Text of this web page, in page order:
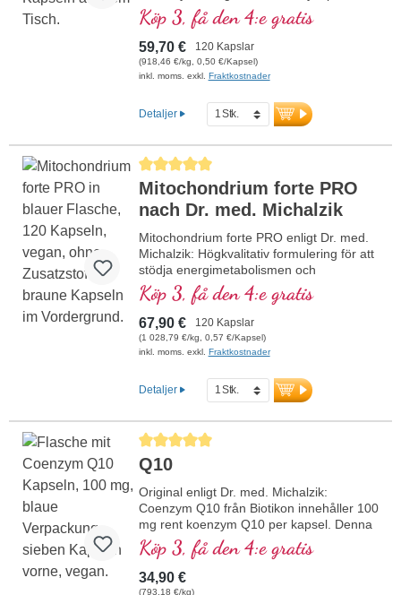
koppar, som bidrar till en normal
energiomsättning (i form av ATP i
cellandningskedjan).
Köp 3, få den 4:e gratis
59,70 € 120 Kapslar
(918,46 €/kg, 0,50 €/Kapsel)
inkl. moms. exkl. Fraktkostnader
Detaljer
Genomsnittligt betyg på 5 av 5 stjärnor
Mitochondrium forte PRO
nach Dr. med. Michalzik
Mitochondrium forte PRO enligt Dr. med.
Michalzik: Högkvalitativ formulering för att
stödja energimetabolismen och
cellhälsan. Med NADH, Q10, resveratrol
och tiamin, som främjar
energimetabolismen, samt R-alfa-
liponsyra i den värdefulla formen Sodium-
R-Lipoat. Aluminiumfri försegling och över
kvalitet. Utvecklad av läkare.
forte PRO
Köp 3, få den 4:e gratis
67,90 € 120 Kapslar
(1 028,79 €/kg, 0,57 €/Kapsel)
inkl. moms. exkl. Fraktkostnader
Detaljer
Genomsnittligt betyg på 5 av 5 stjärnor
Q10
Original enligt Dr. med. Michalzik:
Coenzym Q10 från Biotikon innehåller 100
mg rent koenzym Q10 per kapsel. Denna
värdefulla antioxidant stödjer cellhälsan
och framställs genom en naturlig
fermenteringsprocess. Det finns i en
biologisk form och är fritt från alla
Köp 3, få den 4:e gratis
34,90 €
(793,18 €/kg)